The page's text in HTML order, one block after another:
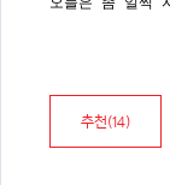
추천(14)